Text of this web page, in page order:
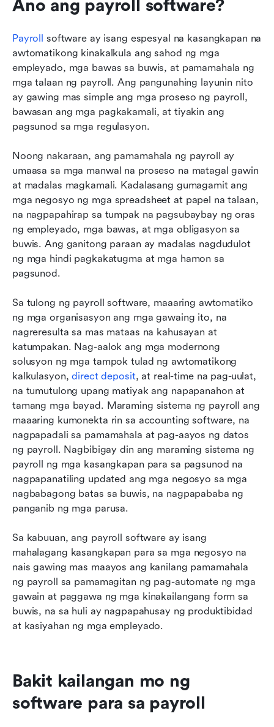
Ano ang payroll software?
Payroll software ay isang espesyal na kasangkapan na
awtomatikong kinakalkula ang sahod ng mga
empleyado, mga bawas sa buwis, at pamamahala ng
mga talaan ng payroll. Ang pangunahing layunin nito
ay gawing mas simple ang mga proseso ng payroll,
bawasan ang mga pagkakamali, at tiyakin ang
pagsunod sa mga regulasyon.
Noong nakaraan, ang pamamahala ng payroll ay
umaasa sa mga manwal na proseso na matagal gawin
at madalas magkamali. Kadalasang gumagamit ang
mga negosyo ng mga spreadsheet at papel na talaan,
na nagpapahirap sa tumpak na pagsubaybay ng oras
ng empleyado, mga bawas, at mga obligasyon sa
buwis. Ang ganitong paraan ay madalas nagdudulot
ng mga hindi pagkakatugma at mga hamon sa
pagsunod.
Sa tulong ng payroll software, maaaring awtomatiko
ng mga organisasyon ang mga gawaing ito, na
nagreresulta sa mas mataas na kahusayan at
katumpakan. Nag-aalok ang mga modernong
solusyon ng mga tampok tulad ng awtomatikong
kalkulasyon, direct deposit, at real-time na pag-uulat,
na tumutulong upang matiyak ang napapanahon at
tamang mga bayad. Maraming sistema ng payroll ang
maaaring kumonekta rin sa accounting software, na
nagpapadali sa pamamahala at pag-aayos ng datos
ng payroll. Nagbibigay din ang maraming sistema ng
payroll ng mga kasangkapan para sa pagsunod na
nagpapanatiling updated ang mga negosyo sa mga
nagbabagong batas sa buwis, na nagpapababa ng
panganib ng mga parusa.
Sa kabuuan, ang payroll software ay isang
mahalagang kasangkapan para sa mga negosyo na
nais gawing mas maayos ang kanilang pamamahala
ng payroll sa pamamagitan ng pag-automate ng mga
gawain at paggawa ng mga kinakailangang form sa
buwis, na sa huli ay nagpapahusay ng produktibidad
at kasiyahan ng mga empleyado.
Bakit kailangan mo ng
software para sa payroll